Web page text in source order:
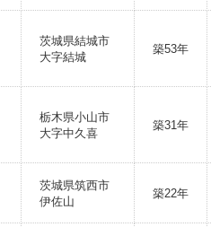
茨城県結城市
大字結城
築53年
栃木県小山市
大字中久喜
築31年
茨城県筑西市
伊佐山
築22年